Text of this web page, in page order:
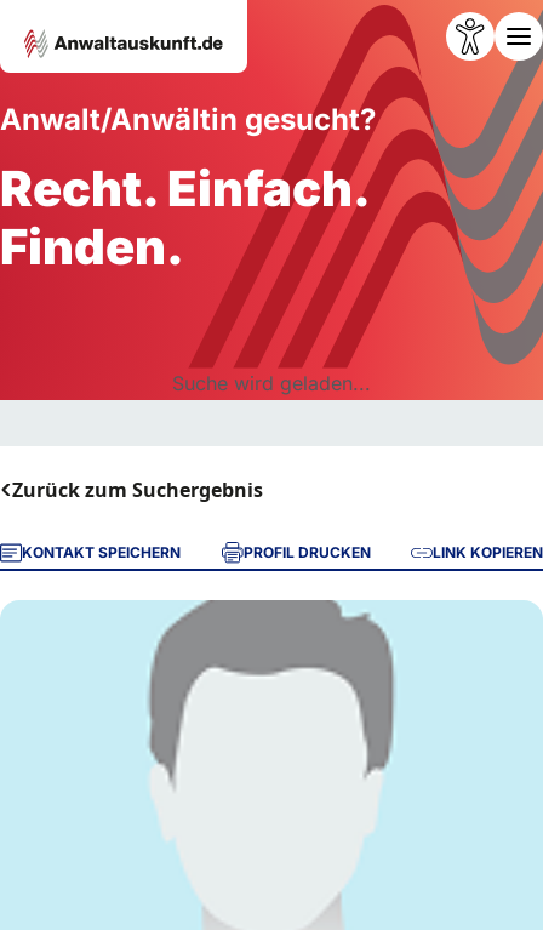
Anwalt/Anwältin gesucht?
Recht. Einfach.
Finden.
Suche wird geladen...
Zurück zum Suchergebnis
KONTAKT SPEICHERN PROFIL DRUCKEN LINK KOPIEREN